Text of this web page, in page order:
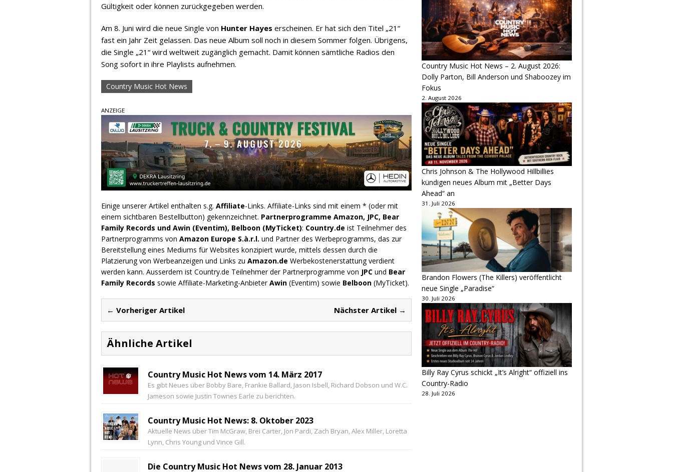
Gültigkeit oder können zurückgegeben werden.
Am 8. Juni wird die neue Single von Hunter Hayes erscheinen. Er hat sich den Titel „21“
fast ein Jahr Zeit gelassen. Das neue Album soll noch in diesem Sommer folgen. Übrigens,
die Single „21“ wird weltweit zugänglich gemacht. Damit können sämtliche Radios den
Song sofort in ihre Playlists aufnehmen.
Country Music Hot News
ANZEIGE
Einige unserer Artikel enthalten s.g. Affiliate-Links. Affiliate-Links sind mit einem * (oder mit
einem sichtbaren Bestellbutton) gekennzeichnet. Partnerprogramme Amazon, JPC, Bear
Family Records und Awin (Eventim), Belboon (MyTicket): Country.de ist Teilnehmer des
Partnerprogramms von Amazon Europe S.à.r.l. und Partner des Werbeprogramms, das zur
Bereitstellung eines Mediums für Websites konzipiert wurde, mittels dessen durch die
Platzierung von Werbeanzeigen und Links zu Amazon.de Werbekostenerstattung verdient
werden kann. Ausserdem ist Country.de Teilnehmer der Partnerprogramme von JPC und Bear
Family Records sowie Affiliate-Marketing-AnbieterAwin (Eventim) sowie Belboon (MyTicket).
← Vorheriger Artikel Nächster Artikel →
Ähnliche Artikel
Country Music Hot News vom 14. März 2017
Es gibt Neues über Bobby Bare, Frankie Ballard, Jason Isbell, Richard Dobson und W.C.
Jameson sowie Justin Townes Earle zu berichten.
Country Music Hot News: 8. Oktober 2023
Aktuelle News über Tim McGraw, Brei Carter, Jon Pardi, Zach Bryan, Alex Miller, Loretta
Lynn, Chris Young und Vince Gill.
Die Country Music Hot News vom 28. Januar 2013
Country Music Hot News – 2. August 2026:
Dolly Parton, Bill Anderson und Shaboozey im
Fokus
2. August 2026
Chris Johnson & The Hollywood Hillbillies
kündigen neues Album mit „Better Days
Ahead“ an
31. Juli 2026
Brandon Flowers (The Killers) veröffentlicht
neue Single „Paradise“
30. Juli 2026
Billy Ray Cyrus schickt „It’s Alright“ offiziell ins
Country-Radio
28. Juli 2026